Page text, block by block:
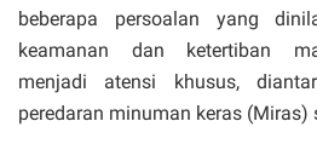
beberapa persoalan yang
keamanan dan ketertiban
menjadi atensi khusus,
peredaran minuman keras (Miras)